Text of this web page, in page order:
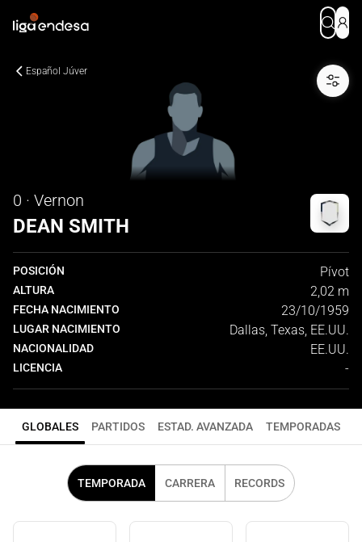
Español Júver
0 · Vernon
DEAN SMITH
POSICIÓN Pívot
ALTURA 2,02 m
FECHA NACIMIENTO 23/10/1959
LUGAR NACIMIENTO Dallas, Texas, EE.UU.
NACIONALIDAD EE.UU.
LICENCIA -
GLOBALES PARTIDOS ESTAD. AVANZADA TEMPORADAS
TEMPORADA CARRERA RECORDS